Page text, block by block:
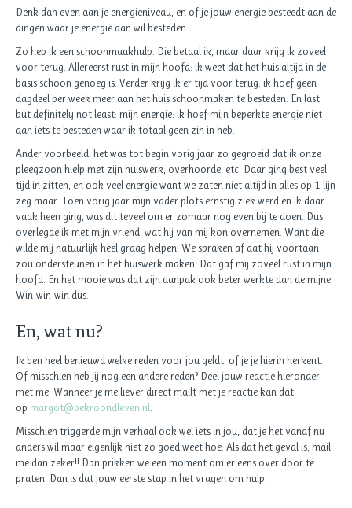
Denk dan even aan je energieniveau, en of je jouw energie besteedt aan de
dingen waar je energie aan wil besteden.
Zo heb ik een schoonmaakhulp. Die betaal ik, maar daar krijg ik zoveel
voor terug. Allereerst rust in mijn hoofd: ik weet dat het huis altijd in de
basis schoon genoeg is. Verder krijg ik er tijd voor terug: ik hoef geen
dagdeel per week meer aan het huis schoonmaken te besteden. En last
but definitely not least: mijn energie: ik hoef mijn beperkte energie niet
aan iets te besteden waar ik totaal geen zin in heb.
Ander voorbeeld: het was tot begin vorig jaar zo gegroeid dat ik onze
pleegzoon hielp met zijn huiswerk, overhoorde, etc. Daar ging best veel
tijd in zitten, en ook veel energie want we zaten niet altijd in alles op 1 lijn
zeg maar. Toen vorig jaar mijn vader plots ernstig ziek werd en ik daar
vaak heen ging, was dit teveel om er zomaar nog even bij te doen. Dus
overlegde ik met mijn vriend, wat hij van mij kon overnemen. Want die
wilde mij natuurlijk heel graag helpen. We spraken af dat hij voortaan
zou ondersteunen in het huiswerk maken. Dat gaf mij zoveel rust in mijn
hoofd. En het mooie was dat zijn aanpak ook beter werkte dan de mijne.
Win-win-win dus.
En, wat nu?
Ik ben heel benieuwd welke reden voor jou geldt, of je je hierin herkent.
Of misschien heb jij nog een andere reden? Deel jouw reactie hieronder
met me. Wanneer je me liever direct mailt met je reactie kan dat
op margot@bekroondleven.nl.
Misschien triggerde mijn verhaal ook wel iets in jou, dat je het vanaf nu
anders wil maar eigenlijk niet zo goed weet hoe. Als dat het geval is, mail
me dan zeker!! Dan prikken we een moment om er eens over door te
praten. Dan is dat jouw eerste stap in het vragen om hulp.